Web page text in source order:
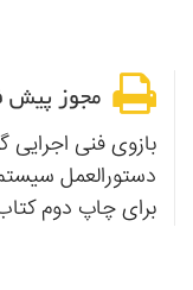
مجوز
بازوی فنی اجرایی
دستورالعمل
برای چاپ دوم